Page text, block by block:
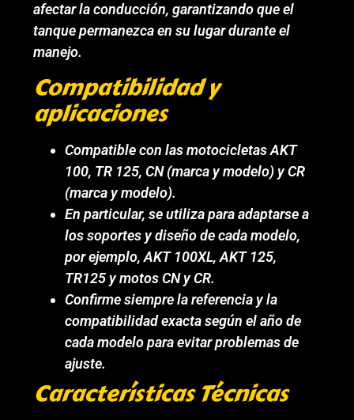
afectar la conducción, garantizando que el
tanque permanezca en su lugar durante el
manejo.
Compatibilidad y
aplicaciones
Compatible con las motocicletas AKT
100, TR 125, CN (marca y modelo) y CR
(marca y modelo).
En particular, se utiliza para adaptarse a
los soportes y diseño de cada modelo,
por ejemplo, AKT 100XL, AKT 125,
TR125 y motos CN y CR.
Confirme siempre la referencia y la
compatibilidad exacta según el año de
cada modelo para evitar problemas de
ajuste.
Características Técnicas